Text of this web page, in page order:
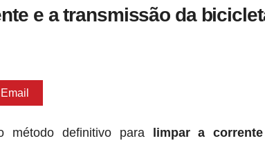
e a transmissão da
Email
método definitivo para
limpar a